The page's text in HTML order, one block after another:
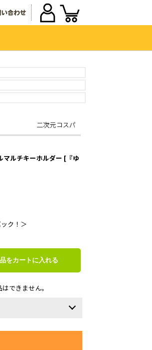
二次元コスパ
マルチキーホルダー [『ゆ
ク！＞
をカートに入れる
できません。